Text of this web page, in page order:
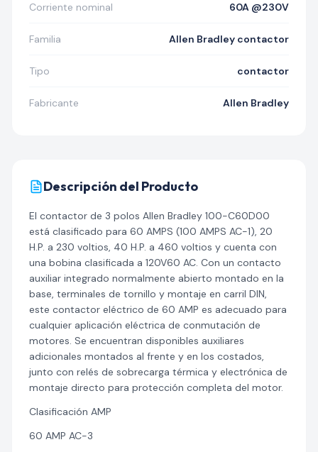
Corriente nominal 60A @230V
Familia Allen Bradley contactor
Tipo contactor
Fabricante Allen Bradley
Descripción del Producto
El contactor de 3 polos Allen Bradley 100-C60D00
está clasificado para 60 AMPS (100 AMPS AC-1), 20
H.P. a 230 voltios, 40 H.P. a 460 voltios y cuenta con
una bobina clasificada a 120V60 AC. Con un contacto
auxiliar integrado normalmente abierto montado en la
base, terminales de tornillo y montaje en carril DIN,
este contactor eléctrico de 60 AMP es adecuado para
cualquier aplicación eléctrica de conmutación de
motores. Se encuentran disponibles auxiliares
adicionales montados al frente y en los costados,
junto con relés de sobrecarga térmica y electrónica de
montaje directo para protección completa del motor.
Clasificación AMP
60 AMP AC-3